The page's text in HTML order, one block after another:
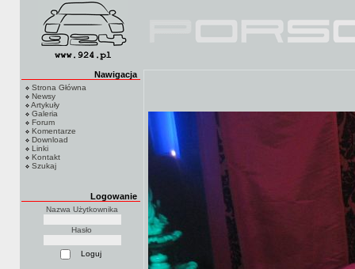
Nawigacja
Strona Główna
Newsy
Artykuły
Galeria
Forum
Komentarze
Download
Linki
Kontakt
Szukaj
Logowanie
Nazwa Użytkownika
Hasło